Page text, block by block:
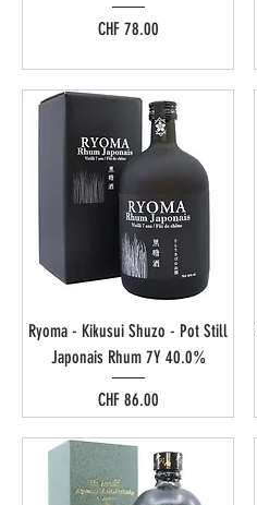
Preis
CHF 78.00
Ryoma - Kikusui Shuzo - Pot Still
Japonais Rhum 7Y 40.0%
Preis
CHF 86.00